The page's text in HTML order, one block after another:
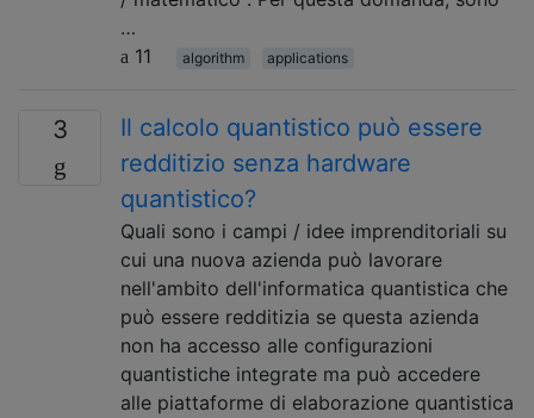
…
11
algorithm applications
3
Il calcolo quantistico può essere
redditizio senza hardware
quantistico?
Quali sono i campi / idee imprenditoriali su
cui una nuova azienda può lavorare
nell'ambito dell'informatica quantistica che
può essere redditizia se questa azienda
non ha accesso alle configurazioni
quantistiche integrate ma può accedere
alle piattaforme di elaborazione quantistica